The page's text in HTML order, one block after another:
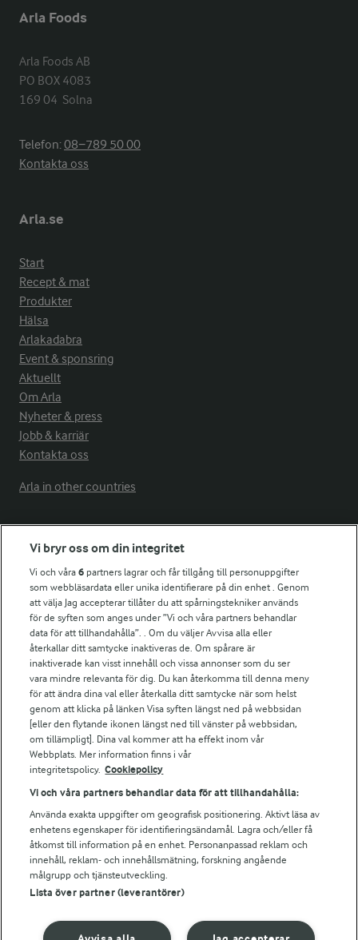
Arla Foods
Arla Foods AB
PO BOX 4083
169 04  Solna
Telefon:08−789 50 00
Kontakta oss
Arla.se
Start
Recept & mat
Produkter
Hälsa
Arlakadabra
Event & sponsring
Aktuellt
Om Arla
Nyheter & press
Jobb & karriär
Kontakta oss
Arla in other countries
Fler Arlasajter
För ägare
Arlas kundportal
Arla.com
Falbygdens Ost
Arla webbshop
Bildbank
Följ oss
© 2026 Arla Foods
Vi bryr oss om din integritet
Vi och våra6 partners lagrar och får tillgång till personuppgifter
som webbläsardata eller unika identifierare på din enhet . Genom
att välja Jag accepterar tillåter du att spårningstekniker används
för de syften som anges under ”Vi och våra partners behandlar
data för att tillhandahålla”. . Om du väljer Avvisa alla eller
återkallar ditt samtycke inaktiveras de. Om spårare är
inaktiverade kan visst innehåll och vissa annonser som du ser
vara mindre relevanta för dig. Du kan återkomma till denna meny
för att ändra dina val eller återkalla ditt samtycke när som helst
genom att klicka på länken Visa syften längst ned på webbsidan
[eller den flytande ikonen längst ned till vänster på webbsidan,
om tillämpligt]. Dina val kommer att ha effekt inom vår
Webbplats. Mer information finns i vår
integritetspolicy. Cookiepolicy
Vi och våra partners behandlar data för att tillhandahålla:
Använda exakta uppgifter om geografisk positionering. Aktivt läsa av
enhetens egenskaper för identifieringsändamål. Lagra och/eller få
åtkomst till information på en enhet. Personanpassad reklam och
innehåll, reklam- och innehållsmätning, forskning angående
målgrupp och tjänsteutveckling.
Lista över partner (leverantörer)